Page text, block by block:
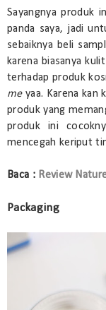
Sayangnya produk
panda saya, jadi
sebaiknya beli
karena biasanya
terhadap produk
meyaa. Karena kan
produk yang
produk ini
mencegah keriput
Baca : Review
Packaging